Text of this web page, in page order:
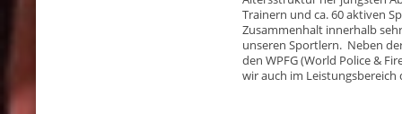
Trainern und ca. 60 aktiven
Zusammenhalt innerhalb
unseren Sportlern. Neben
den WPFG (World Police &
wir auch im Leistungsbereich